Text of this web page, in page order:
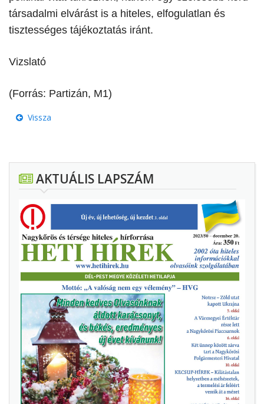
társadalmi elvárást is a hiteles, elfogulatlan és
tisztességes tájékoztatás iránt.
Vizslató
(Forrás: Partizán, M1)
Vissza
AKTUÁLIS LAPSZÁM